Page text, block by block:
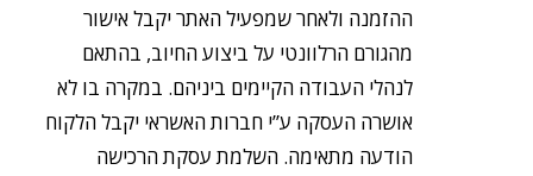
ההזמנה ולאחר שמפעיל האתר יקבל אישור
מהגורם הרלוונטי על ביצוע החיוב, בהתאם
לנהלי העבודה הקיימים ביניהם. במקרה בו לא
אושרה העסקה ע”י חברות האשראי יקבל הלקוח
הודעה מתאימה. השלמת עסקת הרכישה